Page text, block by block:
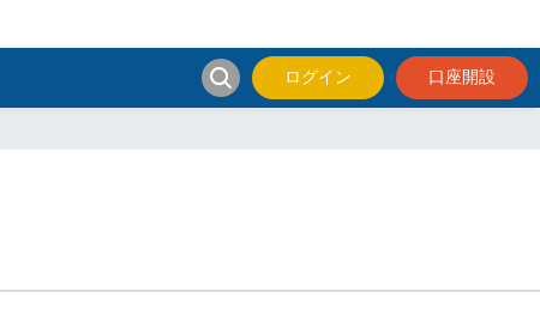
ログイン 口座開設